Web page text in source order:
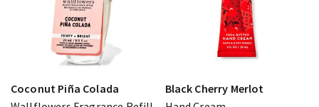
Coconut Piña Colada
Black Cherry Merlot